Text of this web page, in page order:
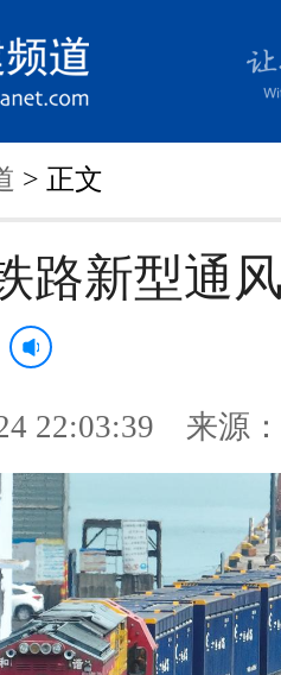
> 正文
路新型通
22:03:39 来源